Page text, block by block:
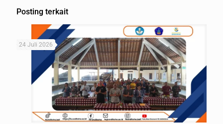
Posting terkait
24 Juli 2026